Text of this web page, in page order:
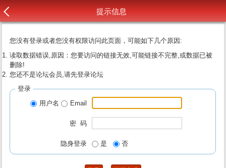
提示信息
您没有登录或者您没有权限访问此页面，可能如下几个原因:
读取数据错误,原因：您要访问的链接无效,可能链接不完整,或数据已被
删除!
您还不是论坛会员,请先登录论坛
登录
用户名
Email
密 码
隐身登录 是 否